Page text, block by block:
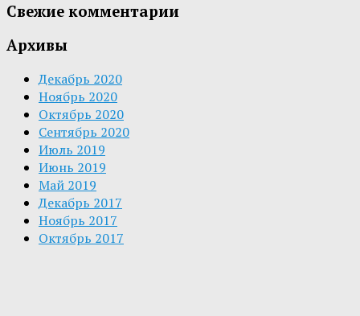
Свежие комментарии
Архивы
Декабрь 2020
Ноябрь 2020
Октябрь 2020
Сентябрь 2020
Июль 2019
Июнь 2019
Май 2019
Декабрь 2017
Ноябрь 2017
Октябрь 2017